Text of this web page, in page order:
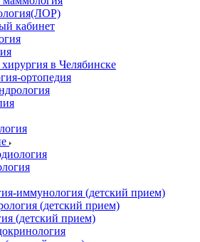
кабинет
в Челябинске
ортопедия
иммунология (детский прием)
(детский прием)
(детский прием)